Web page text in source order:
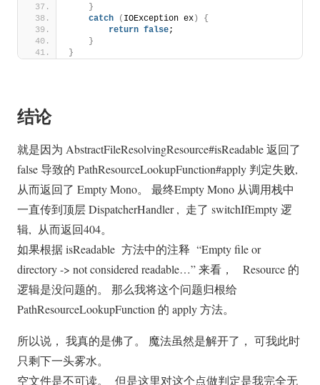
}
catch
( IOException ex )
{
return false;
}
}
结论
就是因为 AbstractFileResolvingResource#isReadable 返回了
false 导致的 PathResourceLookupFunction#apply 判定失败,
从而返回了 Empty Mono。 最终Empty Mono 从调用栈中
一直传到顶层 DispatcherHandler , 走了 switchIfEmpty 逻
辑, 从而返回404。
如果根据 isReadable 方法中的注释 “Empty file or
directory -> not considered readable…” 来看， Resource 的
逻辑是没问题的。 那么我将这个问题归根给
PathResourceLookupFunction 的 apply 方法。
所以说， 我真的是佛了。 魔法虽然是解开了， 可我此时
只剩下一头雾水。
空文件是不可读。 但是这里对这个点做判定是我完全无